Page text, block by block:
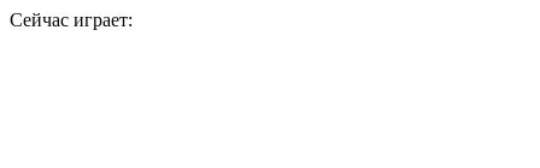
Сейчас играет: